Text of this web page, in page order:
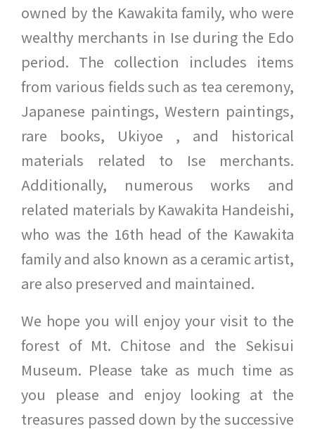
owned by the Kawakita family, who were
wealthy merchants in Ise during the Edo
period. The collection includes items
from various fields such as tea ceremony,
Japanese paintings, Western paintings,
rare books, Ukiyoe , and historical
materials related to Ise merchants.
Additionally, numerous works and
related materials by Kawakita Handeishi,
who was the 16th head of the Kawakita
family and also known as a ceramic artist,
are also preserved and maintained.
We hope you will enjoy your visit to the
forest of Mt. Chitose and the Sekisui
Museum. Please take as much time as
you please and enjoy looking at the
treasures passed down by the successive